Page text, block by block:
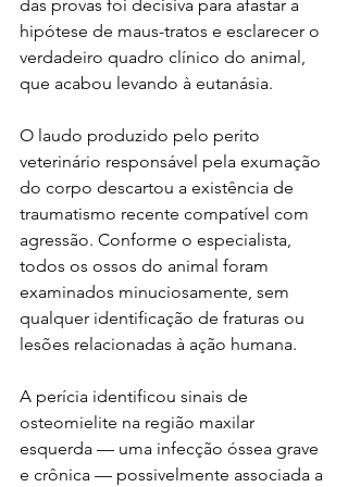
das provas foi decisiva para afastar a
hipótese de maus-tratos e esclarecer o
verdadeiro quadro clínico do animal,
que acabou levando à eutanásia.
O laudo produzido pelo perito
veterinário responsável pela exumação
do corpo descartou a existência de
traumatismo recente compatível com
agressão. Conforme o especialista,
todos os ossos do animal foram
examinados minuciosamente, sem
qualquer identificação de fraturas ou
lesões relacionadas à ação humana.
A perícia identificou sinais de
osteomielite na região maxilar
esquerda — uma infecção óssea grave
e crônica — possivelmente associada a